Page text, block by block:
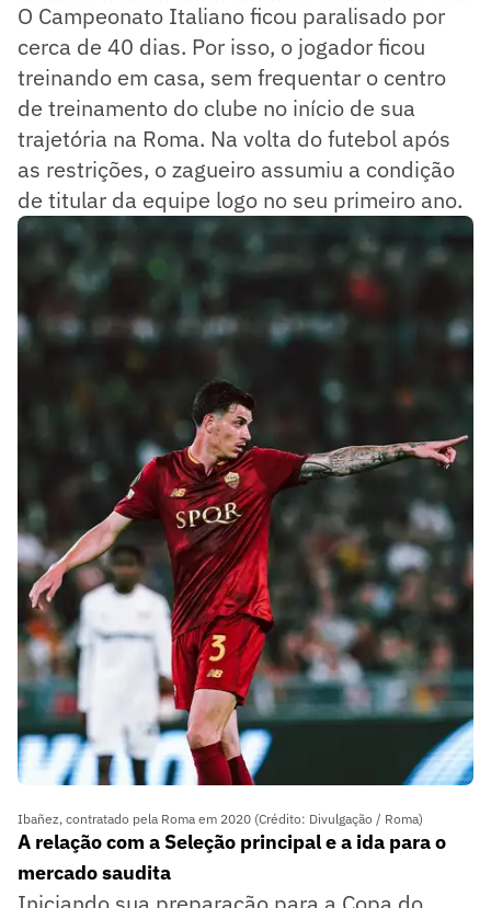
O Campeonato Italiano ficou paralisado por
cerca de 40 dias. Por isso, o jogador ficou
treinando em casa, sem frequentar o centro
de treinamento do clube no início de sua
trajetória na Roma. Na volta do futebol após
as restrições, o zagueiro assumiu a condição
de titular da equipe logo no seu primeiro ano.
Ibañez, contratado pela Roma em 2020 (Crédito: Divulgação / Roma)
A relação com a Seleção principal e a ida para o
mercado saudita